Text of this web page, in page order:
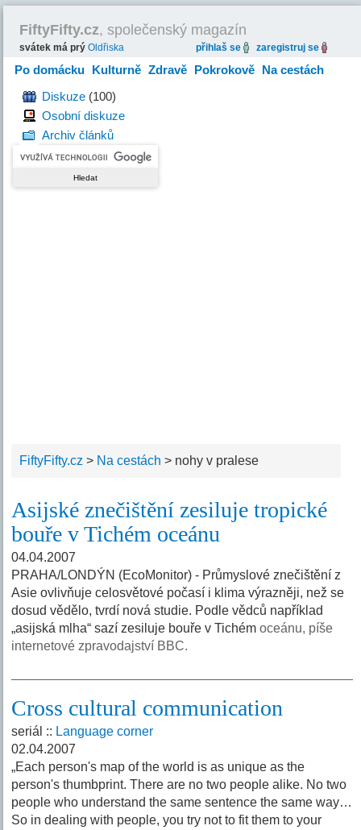
FiftyFifty.cz, společenský magazín
svátek má prýOldřiska přihlaš se zaregistruj se
Po domácku Kulturně Zdravě Pokrokově Na cestách
HravěDiskuze (100)
Osobní diskuze
Archiv článků
FiftyFifty.cz > Na cestách > nohy v pralese
Asijské znečištění zesiluje tropické
bouře v Tichém oceánu
04.04.2007
PRAHA/LONDÝN (EcoMonitor) - Průmyslové znečištění z
Asie ovlivňuje celosvětové počasí i klima výrazněji, než se
dosud vědělo, tvrdí nová studie. Podle vědců například
„asijská mlha“ sazí zesiluje bouře v Tichémoceánu, píše
internetové zpravodajství BBC.
Cross cultural communication
seriál :: Language corner
02.04.2007
„Each person's map of the world is as unique as the
person's thumbprint. There are no two people alike. No two
people who understand the same sentence the same way…
So in dealing with people, you try not to fit them to your